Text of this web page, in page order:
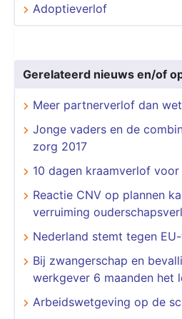
Adoptieverlof
Gerelateerd nieuws en/of
Meer partnerverlof dan
Jonge vaders en de
zorg 2017
10 dagen kraamverlof
Reactie CNV op plannen
verruiming
Nederland stemt tegen
Bij zwangerschap en
werkgever 6 maanden het
Arbeidswetgeving op de